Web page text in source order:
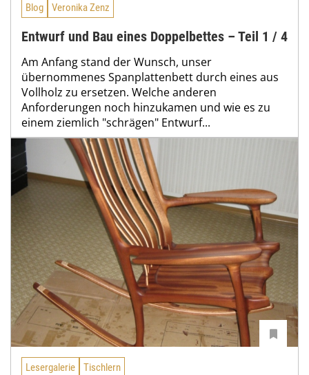
Blog Veronika Zenz
Entwurf und Bau eines Doppelbettes – Teil 1 / 4
Am Anfang stand der Wunsch, unser
übernommenes Spanplattenbett durch eines aus
Vollholz zu ersetzen. Welche anderen
Anforderungen noch hinzukamen und wie es zu
einem ziemlich "schrägen" Entwurf...
Lesergalerie Tischlern